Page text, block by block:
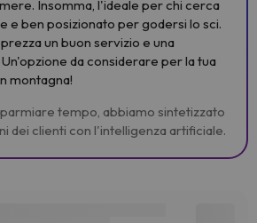
Insomma, l'ideale per chi cerca
e ben posizionato per godersi lo sci.
un buon servizio e una
da considerare per la tua
montagna!
tempo, abbiamo sintetizzato
dei clienti con l'intelligenza artificiale.